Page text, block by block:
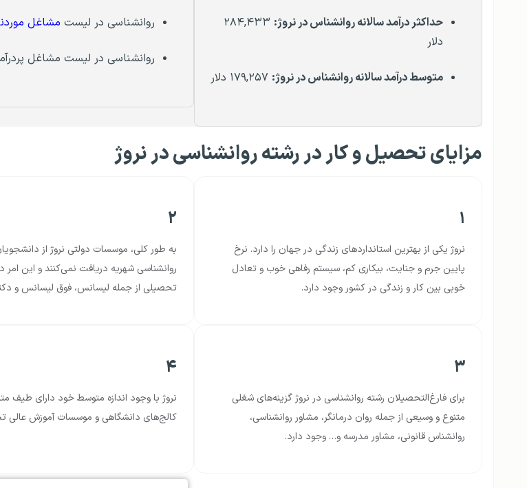
حداکثر درآمد سالانهروانشناسدر نروژ: ۲۸۴,۴۳۳
دلار
متوسط درآمد سالانهروانشناسدر نروژ:
روانشناسی در لیست مشاغل
روانشناسی در لیست مشاغل
مزایای تحصیل و کار در رشته روانشناسی در نروژ
۱
نروژ یکی از بهترین استانداردهای زندگی در جهان را دارد. نرخ
پایین جرم و جنایت، بیکاری کم، سیستم رفاهی خوب و تعادل
خوبی بین کار و زندگی در کشور وجود دارد.
۲
به طور کلی، موسسات دولتی نروژ از
روانشناسی شهریه دریافت نمی‌کنند و این
تحصیلی از جمله لیسانس، فوق لیسانس و
۳
برای فارغ‌التحصیلان رشته روانشناسی در نروژ گزینه‌های شغلی
متنوع و وسیعی از جمله روان درمانگر، مشاور روانشناسی،
روانشناس قانونی، مشاور مدرسه و… وجود دارد.
۴
نروژ با وجود اندازه متوسط خود دارای طیف
کالج‌های دانشگاهی و موسسات آموزش